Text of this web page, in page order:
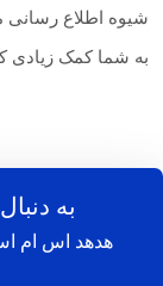
شیوه اطلاع رسانی
به شما کمک زیادی
به
هدهد اس ام